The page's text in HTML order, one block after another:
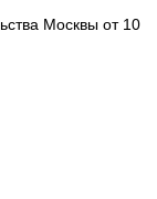
Москвы от 10